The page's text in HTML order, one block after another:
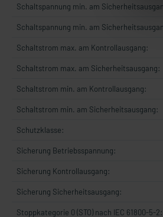
Schaltspannung min. am
Schaltspannung min. am
Schaltstrom max. am Kontrollausgang:
Schaltstrom max. am Sicherheitsausgang:
Schaltstrom min. am Kontrollausgang:
Schaltstrom min. am Sicherheitsausgang:
Schutzklasse:
Sicherung Betriebsspannung:
Sicherung Kontrollausgang:
Sicherung Sicherheitsausgang:
Stoppkategorie 0 (STO) nach IEC 61800-5-2: